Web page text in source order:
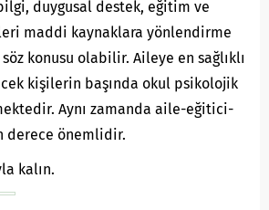
duygusal destek, eğitim ve
maddi kaynaklara yönlendirme
konusu olabilir. Aileye en sağlıklı
kişilerin başında okul psikolojik
Aynı zamanda aile-eğitici-
derece önemlidir.
kalın.